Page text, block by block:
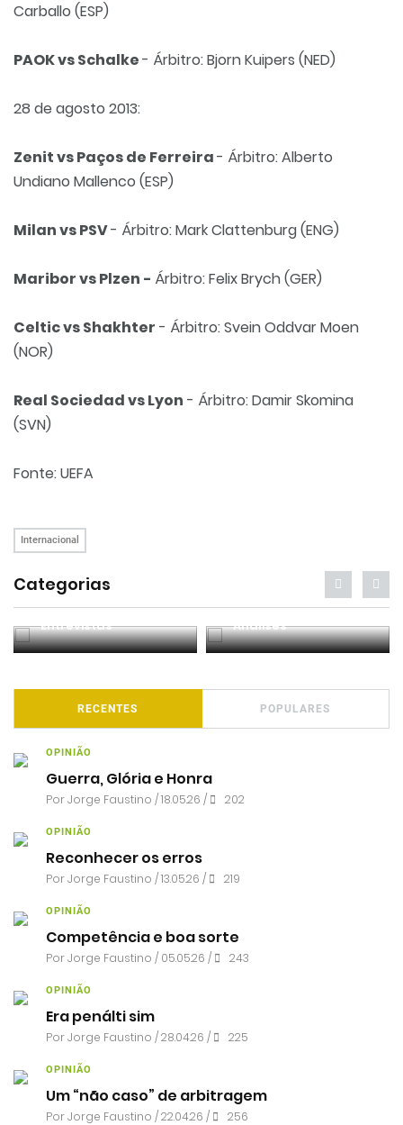
Carballo (ESP)
PAOK vs Schalke- Árbitro: Bjorn Kuipers (NED)
28 de agosto 2013:
Zenit vs Paços de Ferreira- Árbitro: Alberto
Undiano Mallenco (ESP)
Milan vs PSV- Árbitro: Mark Clattenburg (ENG)
Maribor vs Plzen - Árbitro: Felix Brych (GER)
Celtic vs Shakhter - Árbitro: Svein Oddvar Moen
(NOR)
Real Sociedad vs Lyon - Árbitro: Damir Skomina
(SVN)
Fonte: UEFA
Internacional
Categorias
Entrevistas Análises
RECENTES POPULARES
OPINIÃO
Guerra, Glória e Honra
PorJorge Faustino / 18.05.26 / 202
OPINIÃO
Reconhecer os erros
PorJorge Faustino / 13.05.26 / 219
OPINIÃO
Competência e boa sorte
PorJorge Faustino / 05.05.26 / 243
OPINIÃO
Era penálti sim
PorJorge Faustino / 28.04.26 / 225
OPINIÃO
Um “não caso” de arbitragem
PorJorge Faustino / 22.04.26 / 256